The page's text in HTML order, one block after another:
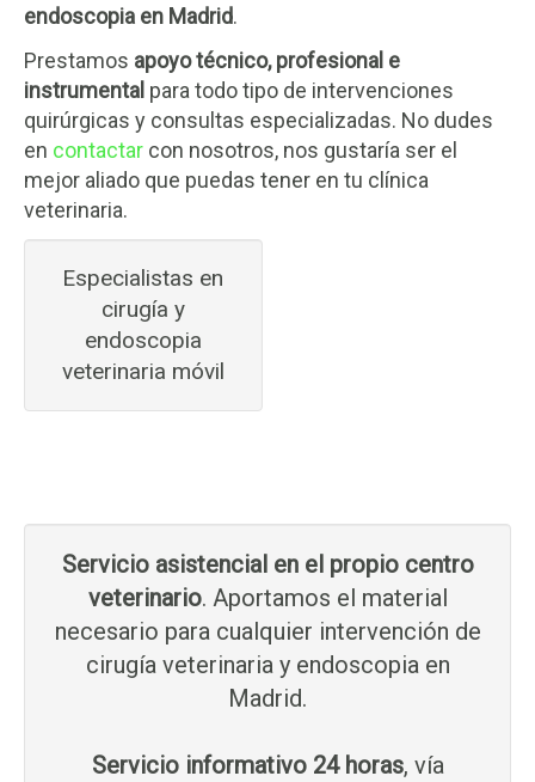
endoscopia en Madrid.
Prestamos apoyo técnico, profesional e
instrumental para todo tipo de intervenciones
quirúrgicas y consultas especializadas. No dudes
en contactar con nosotros, nos gustaría ser el
mejor aliado que puedas tener en tu clínica
veterinaria.
Especialistas en
cirugía y
endoscopia
veterinaria móvil
Servicio asistencial en el propio centro
veterinario. Aportamos el material
necesario para cualquier intervención de
cirugía veterinaria y endoscopia en
Madrid.
Servicio informativo 24 horas, vía